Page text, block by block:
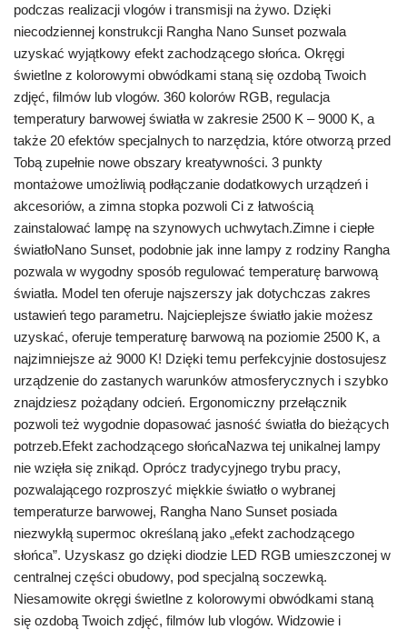
podczas realizacji vlogów i transmisji na żywo. Dzięki
niecodziennej konstrukcji Rangha Nano Sunset pozwala
uzyskać wyjątkowy efekt zachodzącego słońca. Okręgi
świetlne z kolorowymi obwódkami staną się ozdobą Twoich
zdjęć, filmów lub vlogów. 360 kolorów RGB, regulacja
temperatury barwowej światła w zakresie 2500 K – 9000 K, a
także 20 efektów specjalnych to narzędzia, które otworzą przed
Tobą zupełnie nowe obszary kreatywności. 3 punkty
montażowe umożliwią podłączanie dodatkowych urządzeń i
akcesoriów, a zimna stopka pozwoli Ci z łatwością
zainstalować lampę na szynowych uchwytach.Zimne i ciepłe
światłoNano Sunset, podobnie jak inne lampy z rodziny Rangha
pozwala w wygodny sposób regulować temperaturę barwową
światła. Model ten oferuje najszerszy jak dotychczas zakres
ustawień tego parametru. Najcieplejsze światło jakie możesz
uzyskać, oferuje temperaturę barwową na poziomie 2500 K, a
najzimniejsze aż 9000 K! Dzięki temu perfekcyjnie dostosujesz
urządzenie do zastanych warunków atmosferycznych i szybko
znajdziesz pożądany odcień. Ergonomiczny przełącznik
pozwoli też wygodnie dopasować jasność światła do bieżących
potrzeb.Efekt zachodzącego słońcaNazwa tej unikalnej lampy
nie wzięła się znikąd. Oprócz tradycyjnego trybu pracy,
pozwalającego rozproszyć miękkie światło o wybranej
temperaturze barwowej, Rangha Nano Sunset posiada
niezwykłą supermoc określaną jako „efekt zachodzącego
słońca”. Uzyskasz go dzięki diodzie LED RGB umieszczonej w
centralnej części obudowy, pod specjalną soczewką.
Niesamowite okręgi świetlne z kolorowymi obwódkami staną
się ozdobą Twoich zdjęć, filmów lub vlogów. Widzowie i